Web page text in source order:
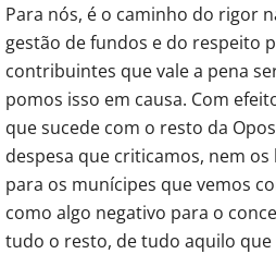
Para nós, é o caminho do rigor
gestão de fundos e do respeito
contribuintes que vale a pena
pomos isso em causa. Com
que sucede com o resto da
despesa que criticamos, nem os
para os munícipes que vemos
como algo negativo para o
tudo o resto, de tudo aquilo que